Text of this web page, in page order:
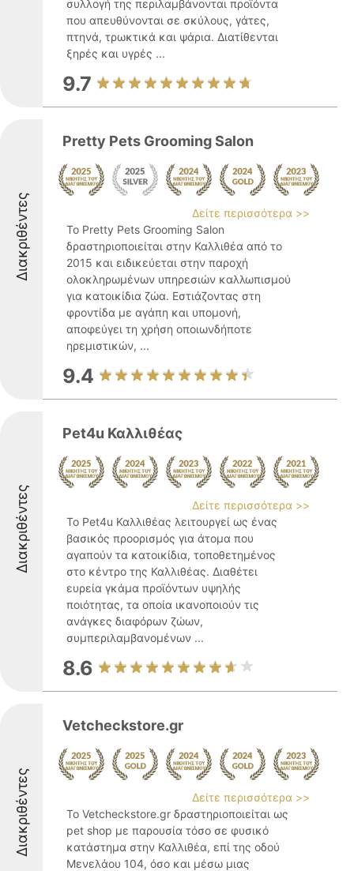
συλλογή της περιλαμβάνονται προϊόντα
που απευθύνονται σε σκύλους, γάτες,
πτηνά, τρωκτικά και ψάρια. Διατίθενται
ξηρές και υγρές ...
9.7
Διακριθέντες
Pretty Pets Grooming Salon
Δείτε περισσότερα >>
Το Pretty Pets Grooming Salon
δραστηριοποιείται στην Καλλιθέα από το
2015 και ειδικεύεται στην παροχή
ολοκληρωμένων υπηρεσιών καλλωπισμού
για κατοικίδια ζώα. Εστιάζοντας στη
φροντίδα με αγάπη και υπομονή,
αποφεύγει τη χρήση οποιωνδήποτε
ηρεμιστικών, ...
9.4
Διακριθέντες
Pet4u Καλλιθέας
Δείτε περισσότερα >>
Το Pet4u Καλλιθέας λειτουργεί ως ένας
βασικός προορισμός για άτομα που
αγαπούν τα κατοικίδια, τοποθετημένος
στο κέντρο της Καλλιθέας. Διαθέτει
ευρεία γκάμα προϊόντων υψηλής
ποιότητας, τα οποία ικανοποιούν τις
ανάγκες διαφόρων ζώων,
συμπεριλαμβανομένων ...
8.6
Διακριθέντες
Vetcheckstore.gr
Δείτε περισσότερα >>
Το Vetcheckstore.gr δραστηριοποιείται ως
pet shop με παρουσία τόσο σε φυσικό
κατάστημα στην Καλλιθέα, επί της οδού
Μενελάου 104, όσο και μέσω μιας